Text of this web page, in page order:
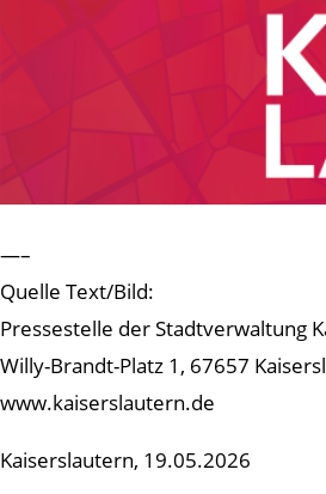
—–
Quelle Text/Bild:
Pressestelle der Stadtverwaltung
Willy-Brandt-Platz 1, 67657
www.kaiserslautern.de
Kaiserslautern, 19.05.2026